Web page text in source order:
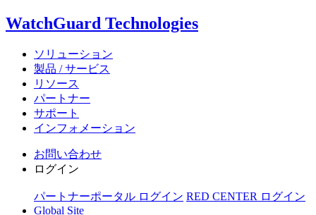
WatchGuard Technologies
ソリューション
製品 / サービス
リソース
パートナー
サポート
インフォメーション
お問い合わせ
ログイン
パートナーポータル ログイン RED CENTER ログイン
Global Site